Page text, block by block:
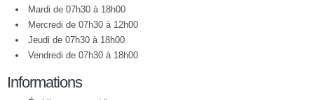
Mardi de 07h30 à 18h00
Mercredi de 07h30 à 12h00
Jeudi de 07h30 à 18h00
Vendredi de 07h30 à 18h00
Informations